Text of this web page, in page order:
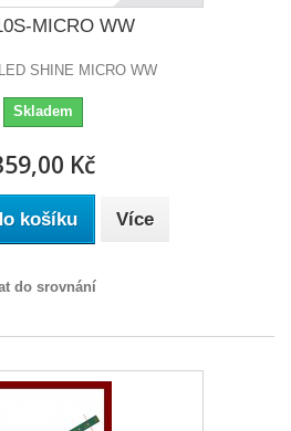
MICRO WW
SHINE MICRO WW
Skladem
Kč
košíku Více
do srovnání